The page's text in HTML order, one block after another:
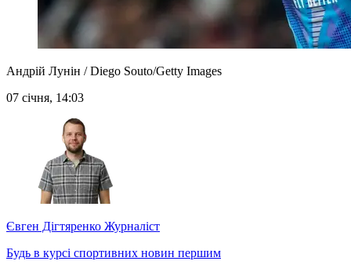
Андрій Лунін / Diego Souto/Getty Images
07 січня, 14:03
Євген Дігтяренко Журналіст
Будь в курсі спортивних новин першим